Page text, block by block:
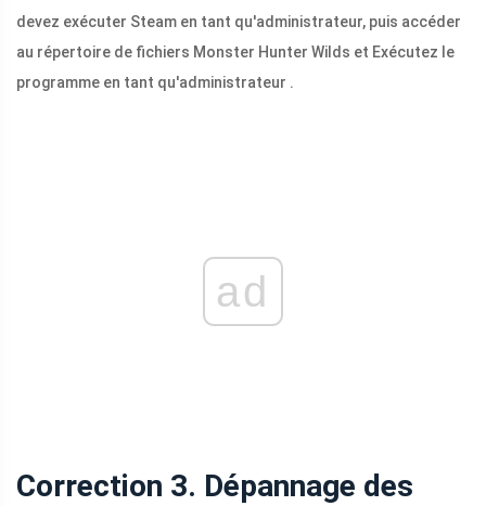
devez exécuter Steam en tant qu'administrateur, puis accéder
au répertoire de fichiers Monster Hunter Wilds et Exécutez le
programme en tant qu'administrateur .
ad
Correction 3. Dépannage des